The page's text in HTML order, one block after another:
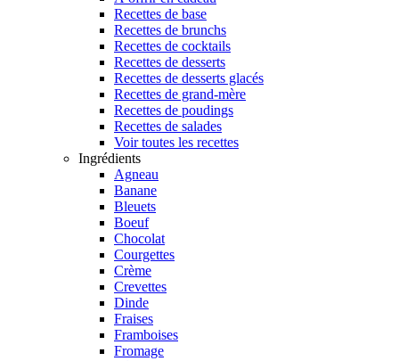
Recettes de base
Recettes de brunchs
Recettes de cocktails
Recettes de desserts
Recettes de desserts glacés
Recettes de grand-mère
Recettes de poudings
Recettes de salades
Voir toutes les recettes
Ingrédients
Agneau
Banane
Bleuets
Boeuf
Chocolat
Courgettes
Crème
Crevettes
Dinde
Fraises
Framboises
Fromage